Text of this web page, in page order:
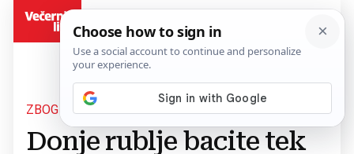
ZBOG BAKTERIJA
Donje rublje bacite tek